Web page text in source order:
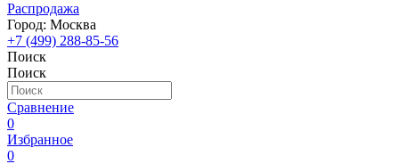
Распродажа
Город: Москва
+7 (499) 288-85-56
Поиск
Поиск
Сравнение
0
Избранное
0